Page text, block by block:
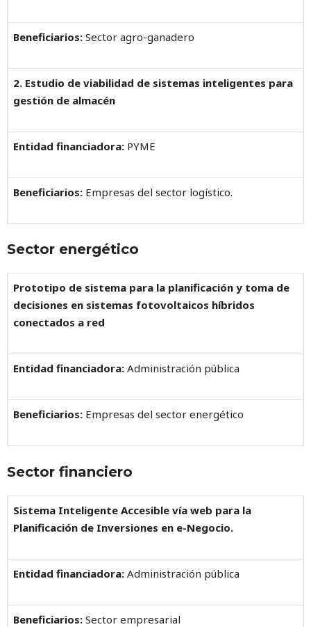
Beneficiarios: Sector agro-ganadero
2. Estudio de viabilidad de sistemas inteligentes para
gestión de almacén
Entidad financiadora: PYME
Beneficiarios: Empresas del sector logístico.
Sector energético
Prototipo de sistema para la planificación y toma de
decisiones en sistemas fotovoltaicos híbridos
conectados a red
Entidad financiadora: Administración pública
Beneficiarios: Empresas del sector energético
Sector financiero
Sistema Inteligente Accesible vía web para la
Planificación de Inversiones en e-Negocio.
Entidad financiadora: Administración pública
Beneficiarios: Sector empresarial